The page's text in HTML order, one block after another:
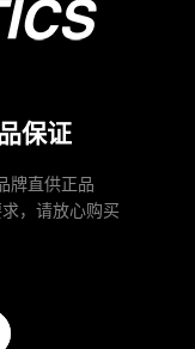
保证
牌直供正品
，请放心购买